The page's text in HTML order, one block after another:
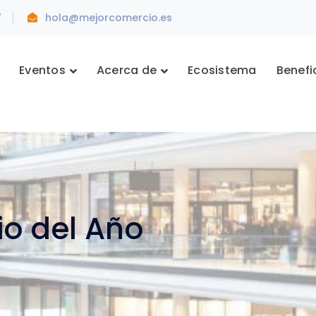
hola@mejorcomercio.es
Eventos Acerca de Ecosistema
del Año